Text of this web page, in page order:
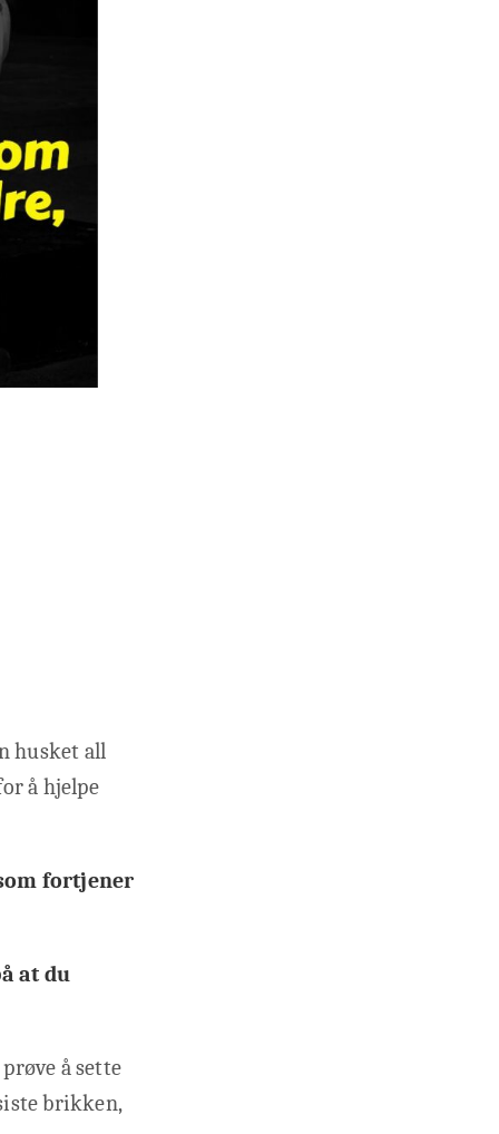
husket all
å hjelpe
fortjener
at du
å sette
brikken,